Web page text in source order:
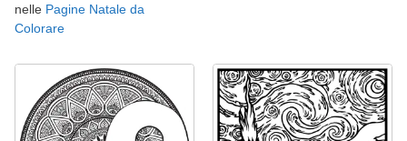
nelle Pagine Natale da
Colorare